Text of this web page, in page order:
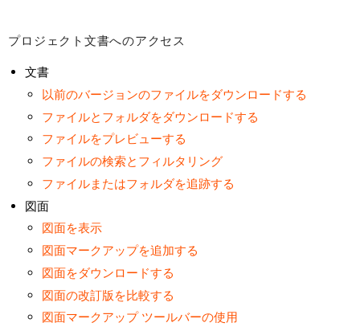
ス
ジ
ェ
ク
ト
ア
ィ
ビ
テ
ィ
の
プロジェクト文書へのアクセス
文書
以前のバージョンのファイルをダウンロードする
ファイルとフォルダをダウンロードする
ファイルをプレビューする
ファイルの検索とフィルタリング
ファイルまたはフォルダを追跡する
図面
図面を表示
図面マークアップを追加する
図面をダウンロードする
図面の改訂版を比較する
図面マークアップ ツールバーの使用